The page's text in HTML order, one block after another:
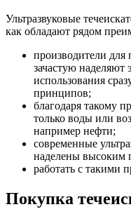
Ультразвуковые
как обладают рядом
производители
зачастую наделяют
использования
принципов;
благодаря такому
только воды или
например нефти;
современные
наделены высоким
работать с такими
Покупка